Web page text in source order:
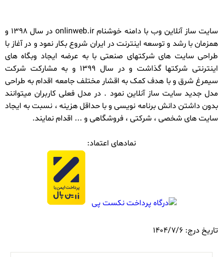
سایت ساز آنلاین وب با دامنه خوشنام onlinweb.ir در سال 1398 و
همزمان با رشد و توسعه اینترنت در ایران شروع بکار نمود و در آغاز با
طراحی سایت های شرکتهای صنعتی با به عرضه ایجاد وبگاه های
اینترنتی شرکتها گذاشت و در سال 1399 و به مشارکت شرکت
سیمرغ شرق و با هدف کمک به اقشار مختلف جامعه اقدام به طراحی
مدل جدید سایت ساز آنلاین نمود . در مدل فعلی کاربران میتوانند
بدون داشتن دانش برنامه نویسی و با حداقل هزینه ، نسبت به ایجاد
سایت های شخصی ، شرکتی ، فروشگاهی و ... اقدام نمایند.
نمادهای اعتماد:
تاریخ درج: 1404/7/6